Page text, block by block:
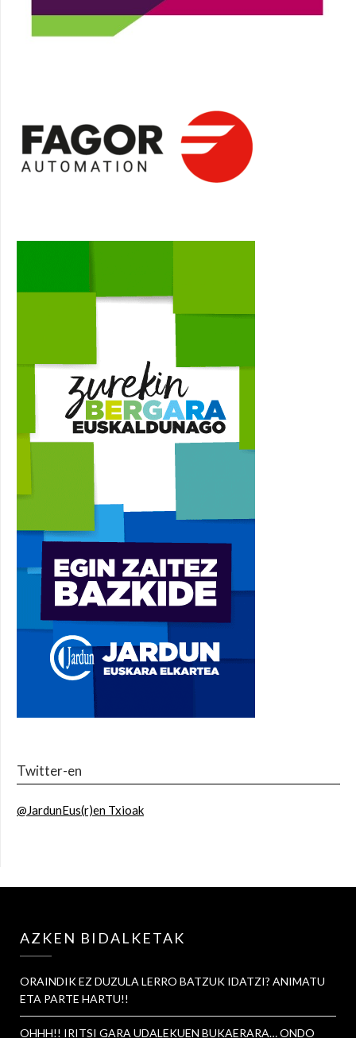
Twitter-en
@JardunEus(r)en Txioak
AZKEN BIDALKETAK
ORAINDIK EZ DUZULA LERRO BATZUK IDATZI? ANIMATU
ETA PARTE HARTU!!
OHHH!! IRITSI GARA UDALEKUEN BUKAERARA… ONDO